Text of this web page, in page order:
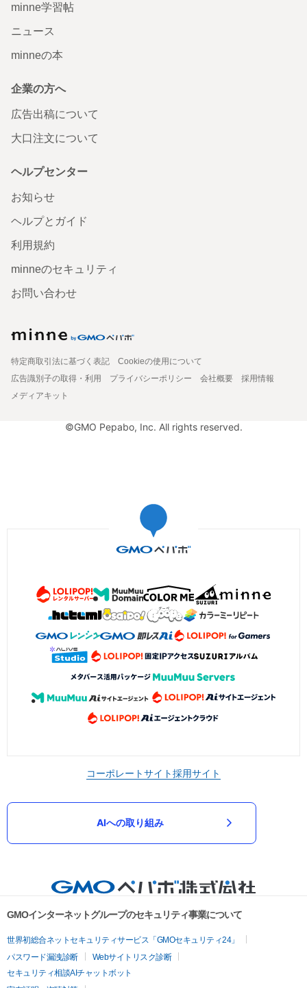
minne学習帖
ニュース
minneの本
企業の方へ
広告出稿について
大口注文について
ヘルプセンター
お知らせ
ヘルプとガイド
利用規約
minneのセキュリティ
お問い合わせ
特定商取引法に基づく表記
Cookieの使用について
広告識別子の取得・利用
プライバシーポリシー 会社概要
採用情報
メディアキット
©GMO Pepabo, Inc. All rights reserved.
コーポレートサイト採用サイト
AIへの取り組み
GMOインターネットグループのセキュリティ事業について
世界初総合ネットセキュリティサービス「GMOセキュリティ24」
パスワード漏洩診断
Webサイトリスク診断
セキュリティ相談AIチャットボット